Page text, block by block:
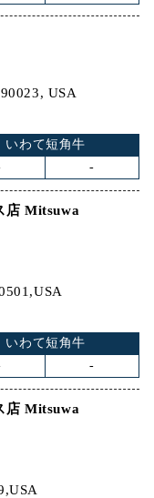
USA
いわて短角牛
-
店 Mitsuwa
いわて短角牛
-
店 Mitsuwa